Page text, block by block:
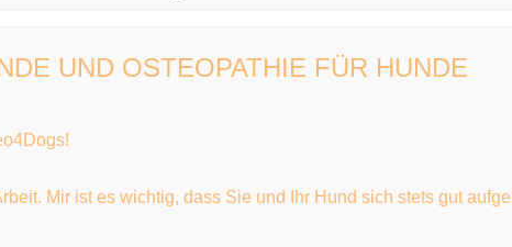
UND OSTEOPATHIE FÜR HUNDE
Mir ist es wichtig, dass Sie und Ihr Hund sich stets gut